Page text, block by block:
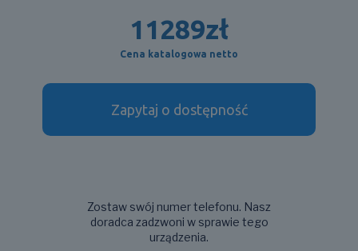
11289zł
Cena katalogowa netto
Zapytaj o dostępność
Zostaw swój numer telefonu. Nasz
doradca zadzwoni w sprawie tego
urządzenia.